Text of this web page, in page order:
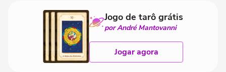
Jogo de tarô grátis
por André Mantovanni
Jogar agora